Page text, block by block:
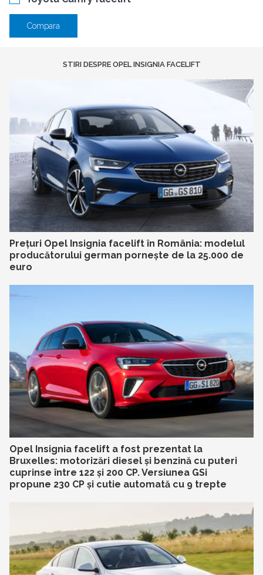
Compara
STIRI DESPRE OPEL INSIGNIA FACELIFT
Prețuri Opel Insignia facelift în România: modelul
producătorului german pornește de la 25.000 de
euro
Opel Insignia facelift a fost prezentat la
Bruxelles: motorizări diesel și benzină cu puteri
cuprinse între 122 și 200 CP. Versiunea GSi
propune 230 CP și cutie automată cu 9 trepte